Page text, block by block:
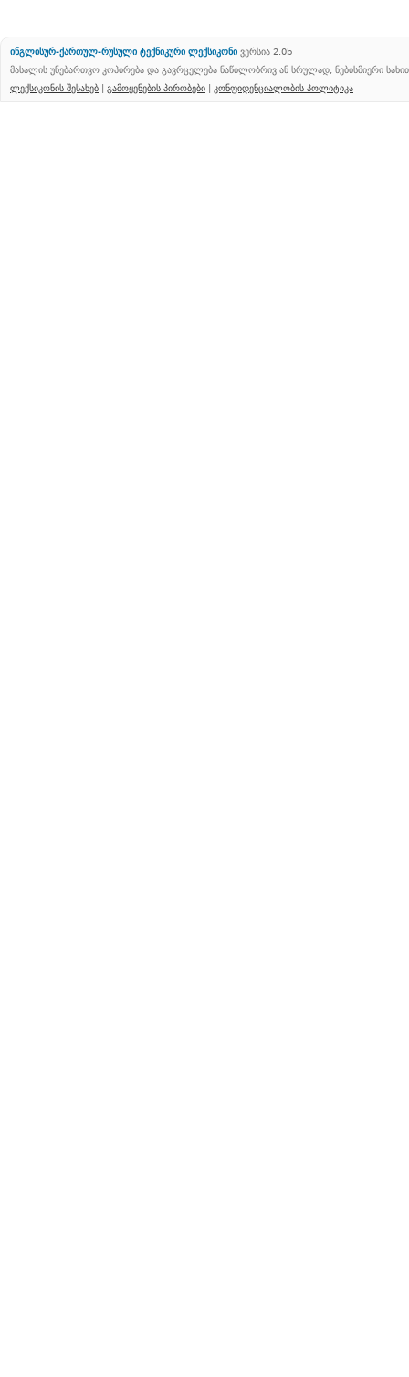
ინგლისურ-ქართულ-რუსული ტექნიკური ლექსიკონი ვერსია 2.0b
მასალის უნებართვო კოპირება და გავრცელება ნაწილობრივ ან სრულად, ნებისმიერი
ლექსიკონის შესახებ | გამოყენების პირობები | კონფიდენციალობის პოლიტიკა